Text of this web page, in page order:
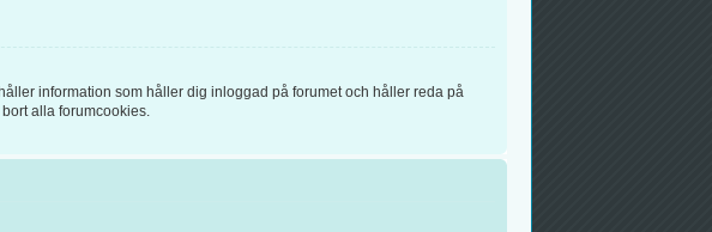
information som håller dig inloggad på forumet och håller reda på
alla forumcookies.